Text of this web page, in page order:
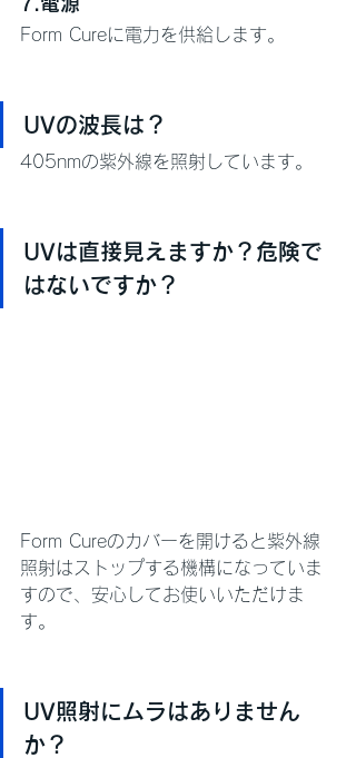
Form Cureに電力を供給します。
UVの波長は？
405nmの紫外線を照射しています。
UVは直接見えますか？危険で
はないですか？
Form Cureのカバーを開けると紫外線
照射はストップする機構になっていま
すので、安心してお使いいただけま
す。
UV照射にムラはありません
か？